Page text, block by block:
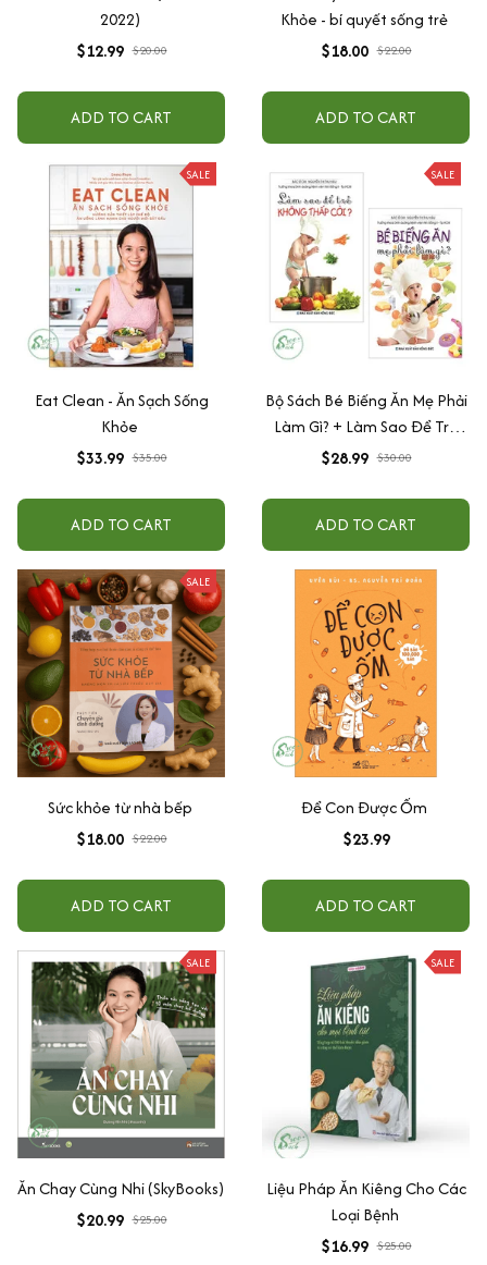
2022)
$12.99 $20.00
ADD TO CART
Khỏe - bí quyết sống trẻ
$18.00 $22.00
ADD TO CART
SALE
Eat Clean - Ăn Sạch Sống
Khỏe
$33.99 $35.00
ADD TO CART
SALE
Bộ Sách Bé Biếng Ăn Mẹ Phải
Làm Gì? + Làm Sao Để Trẻ
Không Thấp Còi (Bộ 2 Cuốn)
$28.99 $30.00
ADD TO CART
SALE
Sức khỏe từ nhà bếp
$18.00 $22.00
ADD TO CART
Để Con Được Ốm
$23.99
ADD TO CART
SALE
Ăn Chay Cùng Nhi (SkyBooks)
$20.99 $25.00
SALE
Liệu Pháp Ăn Kiêng Cho Các
Loại Bệnh
$16.99 $25.00